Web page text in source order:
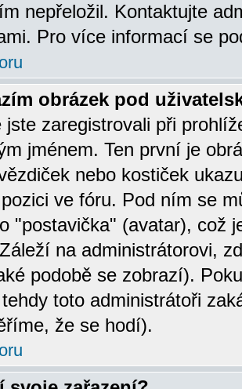
nepřeložil. Kontaktujte
Pro více informací se
obrázek pod
jste zaregistrovali při
jménem. Ten první je
nebo kostiček
ve fóru. Pod ním se
"postavička" (avatar), což
na administrátorovi,
podobě se zobrazí).
toto administrátoři
že se hodí).